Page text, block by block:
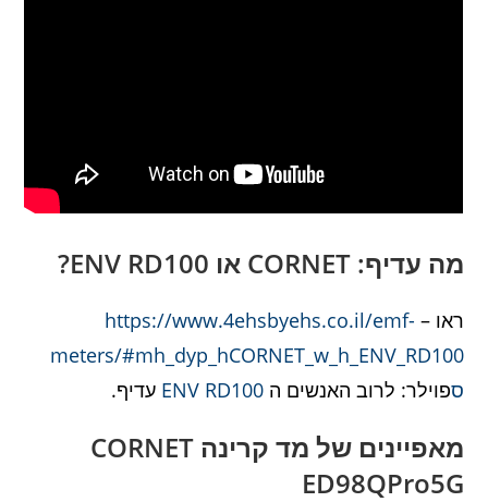
מה עדיף: CORNET או ENV RD100?
ראו – https://www.4ehsbyehs.co.il/emf-
meters/#mh_dyp_hCORNET_w_h_ENV_RD100
ספוילר: לרוב האנשים הENV RD100 עדיף.
מאפיינים של מד קרינה CORNET
ED98QPro5G